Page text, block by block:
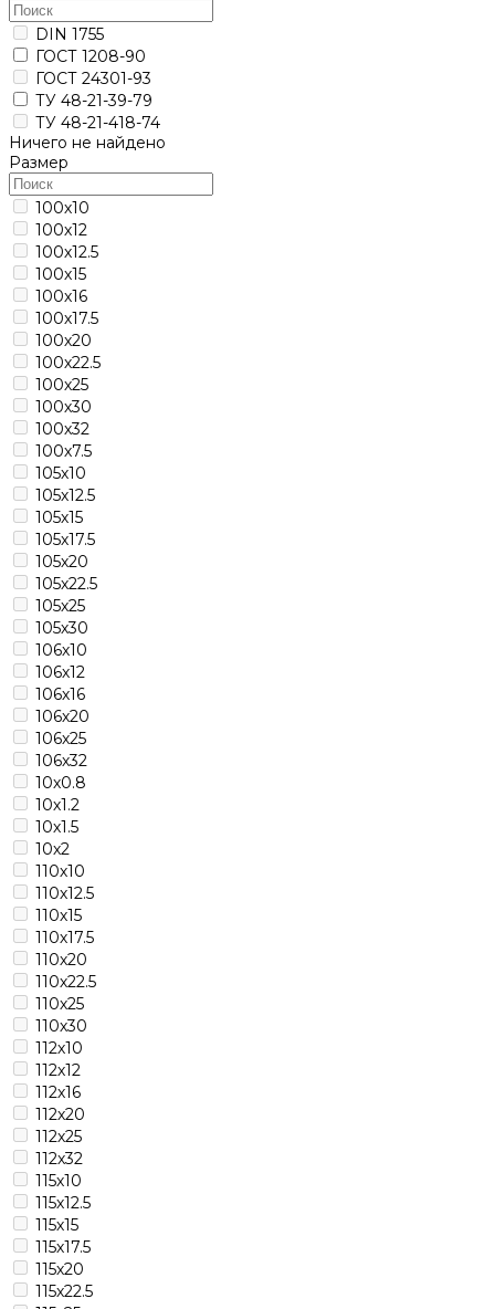
DIN 1755
ГОСТ 1208-90
ГОСТ 24301-93
ТУ 48-21-39-79
ТУ 48-21-418-74
Ничего не найдено
Размер
100х10
100х12
100х12.5
100х15
100х16
100х17.5
100х20
100х22.5
100х25
100х30
100х32
100х7.5
105х10
105х12.5
105х15
105х17.5
105х20
105х22.5
105х25
105х30
106х10
106х12
106х16
106х20
106х25
106х32
10х0.8
10х1.2
10х1.5
10х2
110х10
110х12.5
110х15
110х17.5
110х20
110х22.5
110х25
110х30
112х10
112х12
112х16
112х20
112х25
112х32
115х10
115х12.5
115х15
115х17.5
115х20
115х22.5